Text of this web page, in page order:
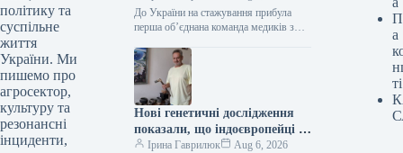
політику та
суспільне
життя
України. Ми
пишемо про
агросектор,
культуру та
резонансні
інциденти,
До України на стажування прибула
перша об’єднана команда медиків з
Укрінформ Перша спільна місія
лікарів із…
Нові генетичні дослідження
показали, що індоєвропейці є
предками українців – зазначає
Ірина Гаврилюк Aug 6, 2026
а
ті